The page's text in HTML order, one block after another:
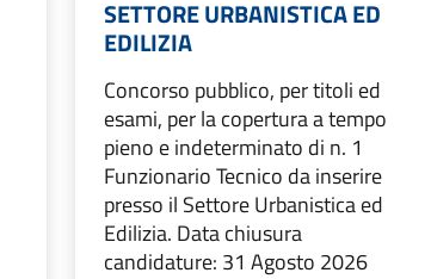
SETTORE URBANISTICA ED
EDILIZIA
Concorso pubblico, per titoli ed
esami, per la copertura a tempo
pieno e indeterminato di n. 1
Funzionario Tecnico da inserire
presso il Settore Urbanistica ed
Edilizia. Data chiusura
candidature: 31 Agosto 2026